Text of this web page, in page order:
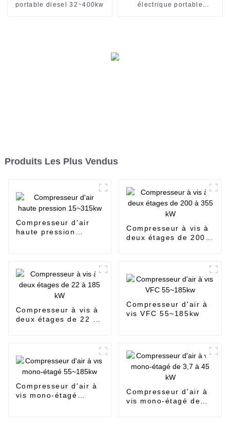
portable diesel 32~400kw
électrique portable
Produits Les Plus Vendus
Compresseur d'air
haute pression
Compresseur à vis à
deux étages de 200 à
Compresseur à vis à
deux étages de 22 à
Compresseur d'air à
vis VFC 55~185kw
Compresseur d'air à
vis mono-étagé
Compresseur d'air à
vis mono-étagé de